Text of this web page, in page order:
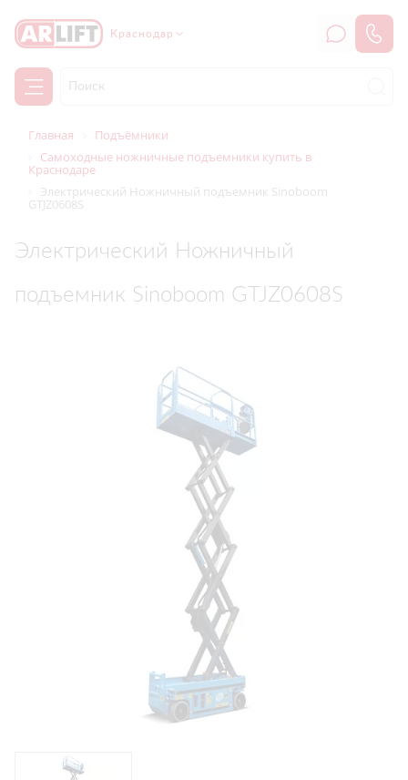
Краснодар
Главная
Подъёмники
Самоходные ножничные подъемники купить в
Краснодаре
Электрический Ножничный подъемник Sinoboom
GTJZ0608S
Электрический Ножничный
подъемник Sinoboom GTJZ0608S